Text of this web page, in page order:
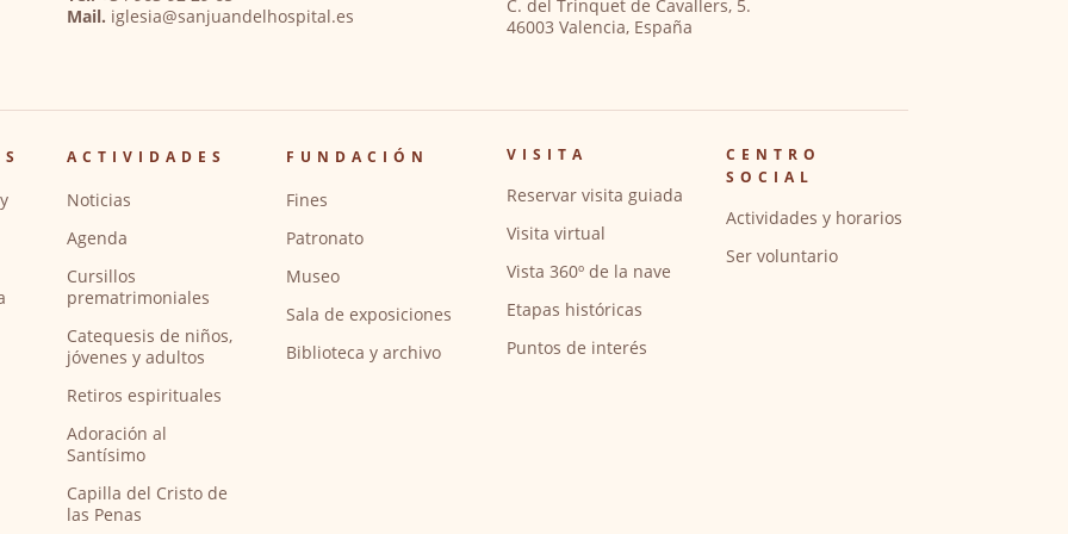
Mail. iglesia@sanjuandelhospital.es
C. del Trinquet de Cavallers, 5.
46003 Valencia, España
ACTIVIDADES
Noticias
Agenda
Cursillos
prematrimoniales
Catequesis de niños,
jóvenes y adultos
Retiros espirituales
Adoración al
Santísimo
Capilla del Cristo de
las Penas
FUNDACIÓN
Fines
Patronato
Museo
Sala de exposiciones
Biblioteca y archivo
VISITA
Reservar visita guiada
Visita virtual
Vista 360º de la nave
Etapas históricas
Puntos de interés
CENTRO
SOCIAL
Actividades y horarios
Ser voluntario